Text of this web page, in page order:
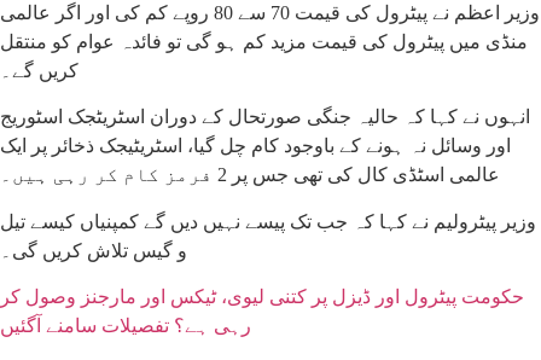
وزیر اعظم نے پیٹرول کی قیمت 70 سے 80 روپے کم کی اور اگر عالمی
منڈی میں پیٹرول کی قیمت مزید کم ہو گی تو فائدہ عوام کو منتقل
کریں گے۔
انہوں نے کہا کہ حالیہ جنگی صورتحال کے دوران اسٹریٹجک اسٹوریج
اور وسائل نہ ہونے کے باوجود کام چل گیا، اسٹریٹیجک ذخائر پر ایک
عالمی اسٹڈی کال کی تھی جس پر 2 فرمز کام کر رہی ہیں۔
وزیر پیٹرولیم نے کہا کہ جب تک پیسے نہیں دیں گے کمپنیاں کیسے تیل
و گیس تلاش کریں گی۔
حکومت پیٹرول اور ڈیزل پر کتنی لیوی، ٹیکس اور مارجنز وصول کر
رہی ہے؟ تفصیلات سامنے آگئیں